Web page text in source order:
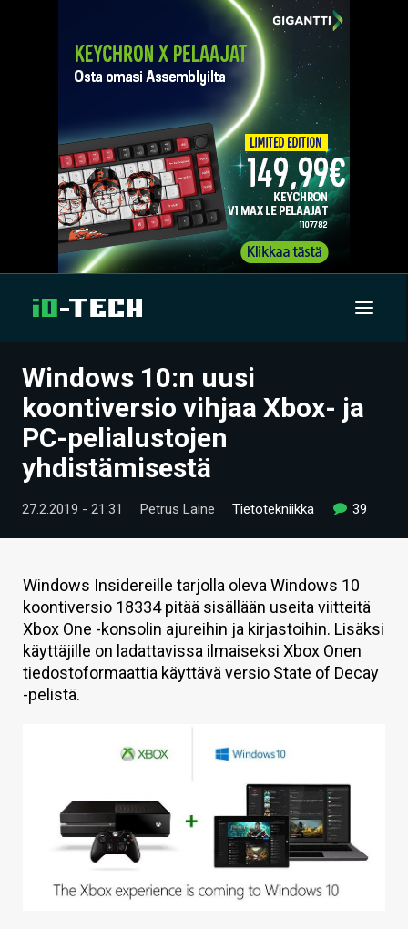
UUTISET
ARTIKKELIT
VIDEOT
TECHBBS
HINTA.FI
KAUPPA
VAIHDA TEEMA
Windows 10:n uusi
koontiversio vihjaa Xbox- ja
PC-pelialustojen
yhdistämisestä
27.2.2019 - 21:31 Petrus Laine Tietotekniikka 39
Windows Insidereille tarjolla oleva Windows 10
koontiversio 18334 pitää sisällään useita viitteitä
Xbox One -konsolin ajureihin ja kirjastoihin. Lisäksi
käyttäjille on ladattavissa ilmaiseksi Xbox Onen
tiedostoformaattia käyttävä versio State of Decay
-pelistä.